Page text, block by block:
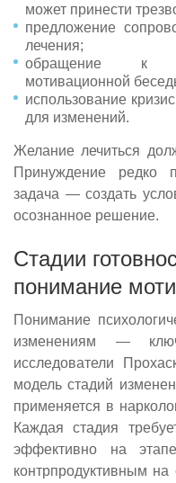
может принести
предложение
лечения;
обращение к
мотивационной
использование
для изменений.
Желание лечиться
Принуждение редко
задача — создать
осознанное решение.
Стадии
понимание
Понимание
изменениям —
исследователи
модель стадий
применяется в
Каждая стадия
эффективно на
контрпродуктивным